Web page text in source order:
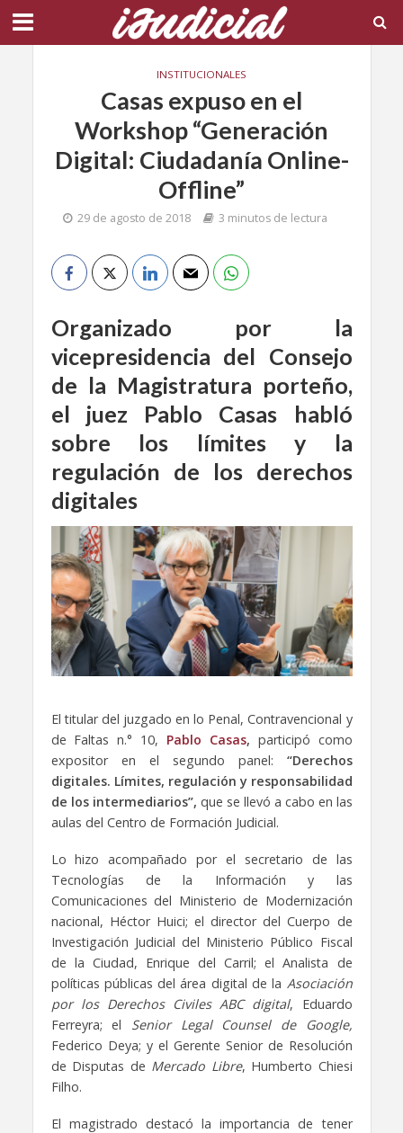
INSTITUCIONALES
Casas expuso en el
Workshop “Generación
Digital: Ciudadanía Online-
Offline”
29 de agosto de 2018 3 minutos de lectura
Organizado por la
vicepresidencia del Consejo
de la Magistratura porteño,
el juez Pablo Casas habló
sobre los límites y la
regulación de los derechos
digitales
El titular del juzgado en lo Penal, Contravencional y
de Faltas n.° 10, Pablo Casas, participó como
expositor en el segundo panel: “Derechos
digitales. Límites, regulación y responsabilidad
de los intermediarios”, que se llevó a cabo en las
aulas del Centro de Formación Judicial.
Lo hizo acompañado por el secretario de las
Tecnologías de la Información y las
Comunicaciones del Ministerio de Modernización
nacional, Héctor Huici; el director del Cuerpo de
Investigación Judicial del Ministerio Público Fiscal
de la Ciudad, Enrique del Carril; el Analista de
políticas públicas del área digital de la Asociación
por los Derechos Civiles ABC digital, Eduardo
Ferreyra; el Senior Legal Counsel de Google,
Federico Deya; y el Gerente Senior de Resolución
de Disputas de Mercado Libre, Humberto Chiesi
Filho.
El magistrado destacó la importancia de tener